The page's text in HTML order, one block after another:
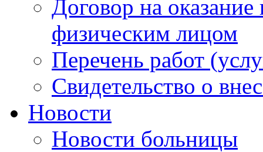
Договор на
физическим лицом
Перечень работ
Свидетельство о
Новости
Новости больницы